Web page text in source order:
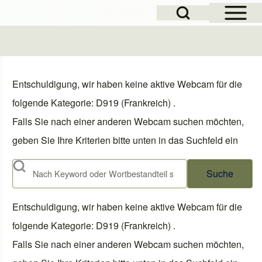
Open Sidebar
Open Search Block
Entschuldigung, wir haben keine aktive Webcam für die
folgende Kategorie: D919 (Frankreich) .
Falls Sie nach einer anderen Webcam suchen möchten,
geben Sie Ihre Kriterien bitte unten in das Suchfeld ein
Suche
Entschuldigung, wir haben keine aktive Webcam für die
folgende Kategorie: D919 (Frankreich) .
Falls Sie nach einer anderen Webcam suchen möchten,